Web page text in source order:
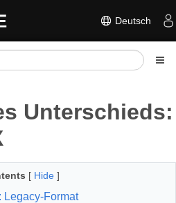
Deutsch
Unterschieds:
[ Hide ]
Legacy-Format